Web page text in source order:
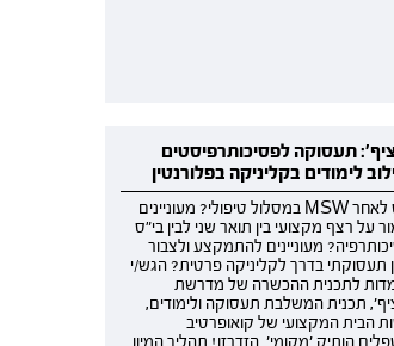
תעסוקה לפסיכותרפיסטים
לימודים בקליניקה בפלורנטין
עו"ס לאחר MSW במסלול טיפולי? מעוניינים
על רצף מקצועי בין תואר שני לבין בי"ס
מעוניינים להתמקצע ולצבור
תעסוקתי בדרך לקליניקה פרטית? הגש/י
לתכנית ההכשרה של מדרשת
תכנית המשלבת תעסוקה ולימודים,
הבית המקצועי של קואופרטיב